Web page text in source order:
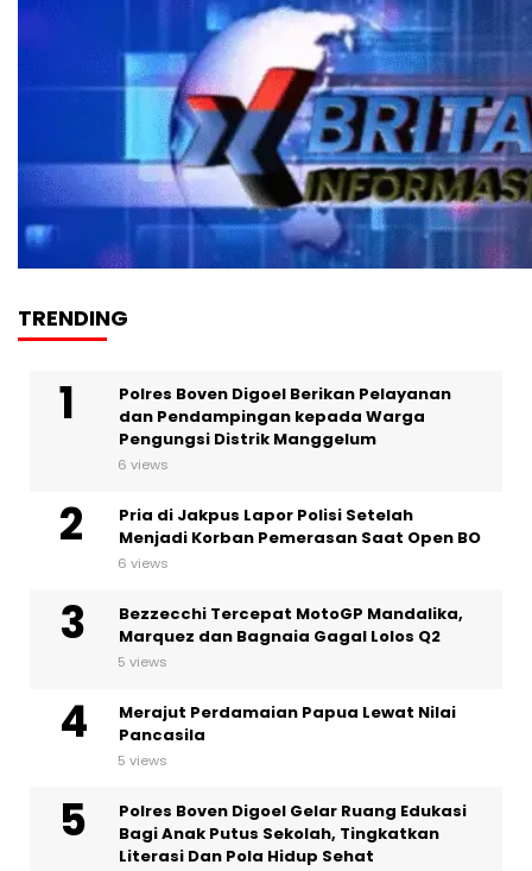
TRENDING
Polres Boven Digoel Berikan Pelayanan
dan Pendampingan kepada Warga
Pengungsi Distrik Manggelum
6 views
Pria di Jakpus Lapor Polisi Setelah
Menjadi Korban Pemerasan Saat Open BO
6 views
Bezzecchi Tercepat MotoGP Mandalika,
Marquez dan Bagnaia Gagal Lolos Q2
5 views
Merajut Perdamaian Papua Lewat Nilai
Pancasila
5 views
Polres Boven Digoel Gelar Ruang Edukasi
Bagi Anak Putus Sekolah, Tingkatkan
Literasi Dan Pola Hidup Sehat